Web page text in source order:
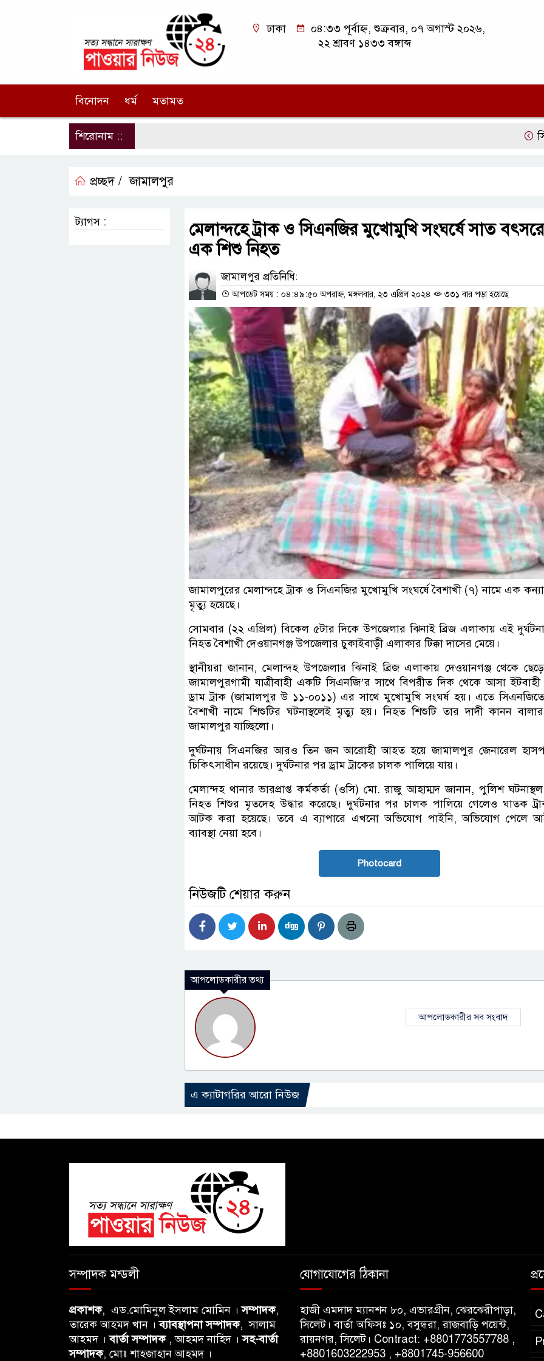
ঢাকা
০৪:৩৩ পূর্বাহ্ন, শুক্রবার, ০৭ অগাস্ট ২০২৬,
২২ শ্রাবণ ১৪৩৩ বঙ্গাব্দ
বিনোদন ধর্ম মতামত
শিরোনাম ::
প্রচ্ছদ / জামালপুর
মেলান্দহে ট্রাক ও সিএনজির মুখোমুখি সংঘর্ষে সাত
এক শিশু নিহত
জামালপুর প্রতিনিধি:
আপডেট সময় : ০৪:৪৯:৫০ অপরাহ্ন, মঙ্গলবার, ২৩ এপ্রিল ২০২৪ ৩৩১ বার পড়া হয়েছে
জামালপুরের মেলান্দহে ট্রাক ও সিএনজির মুখোমুখি সংঘর্ষে বৈশাখী (৭) নামে এক
মৃত্যু হয়েছে।
সোমবার (২২ এপ্রিল) বিকেল ৫টার দিকে উপজেলার ঝিনাই ব্রিজ এলাকায় এই
নিহত বৈশাখী দেওয়ানগঞ্জ উপজেলার চুকাইবাড়ী এলাকার টিক্কা দাসের মেয়ে।
স্থানীয়রা জানান, মেলান্দহ উপজেলার ঝিনাই ব্রিজ এলাকায় দেওয়ানগঞ্জ থেকে
জামালপুরগামী যাত্রীবাহী একটি সিএনজি’র সাথে বিপরীত দিক থেকে আসা
ড্রাম ট্রাক (জামালপুর উ ১১-০০১১) এর সাথে মুখোমুখি সংঘর্ষ হয়। এতে
বৈশাখী নামে শিশুটির ঘটনাস্থলেই মৃত্যু হয়। নিহত শিশুটি তার দাদী কানন
জামালপুর যাচ্ছিলো।
দুর্ঘটনায় সিএনজির আরও তিন জন আরোহী আহত হয়ে জামালপুর জেনারেল
চিকিৎসাধীন রয়েছে। দুর্ঘটনার পর ড্রাম ট্রাকের চালক পালিয়ে যায়।
মেলান্দহ থানার ভারপ্রাপ্ত কর্মকর্তা (ওসি) মো. রাজু আহাম্মদ জানান, পুলিশ
নিহত শিশুর মৃতদেহ উদ্ধার করেছে। দুর্ঘটনার পর চালক পালিয়ে গেলেও ঘাতক
আটক করা হয়েছে। তবে এ ব্যাপারে এখনো অভিযোগ পাইনি, অভিযোগ পেলে
ব্যাবস্থা নেয়া হবে।
Photocard
নিউজটি শেয়ার করুন
আপলোডকারীর তথ্য
আপলোডকারীর সব সংবাদ
এ ক্যাটাগরির আরো নিউজ
ট্যাগস :
সম্পাদক মন্ডলী
প্রকাশক, এড.মোমিনুল ইসলাম মোমিন ।সম্পাদক,
তারেক আহমদ খান ।ব্যাবস্থাপনা সম্পাদক, সালাম
আহমদ ।বার্তা সম্পাদক, আহমদ নাহিদ ।সহ-বার্তা
সম্পাদক, মোঃ শাহজাহান আহমদ ।
যোগাযোগের ঠিকানা
হাজী এমদাদ ম্যানশন ৮০, এভারগ্রীন, ঝেরঝেরীপাড়া,
সিলেট। বার্তা অফিসঃ ১০, বসুন্ধরা, রাজবাড়ি পয়েন্ট,
রায়নগর, সিলেট। Contract: +8801773557788 ,
+8801603222953 , +8801745-956600